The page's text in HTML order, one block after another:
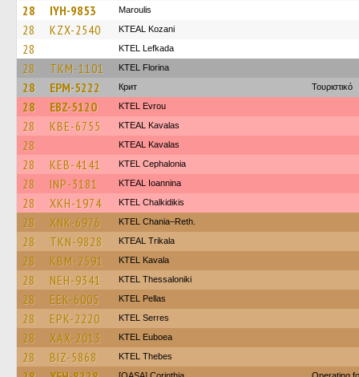
28 IYH-9853 Maroulis
28 KZX-2540 KTEAL Kozani
28 KTEL Lefkada
28 TKM-1101 KTEL Florina
28 EPM-5222 Крит Τουριστικό
28 EBZ-5120 KTEL Evrou
28 KBE-6755 KTEAL Kavalas
28 KTEAL Kavalas
28 KEB-4141 KTEL Cephalonia
28 INP-3181 KTEAL Ioannina
28 XKH-1974 ΚΤΕL Chalkidikis
28 XNK-6976 KTEL Chania–Reth.
28 TKN-9828 KTEAL Trikala
28 KBM-2591 KTEL Kavala
28 NEH-9341 KTEL Thessaloniki
28 EEK-6005 KTEL Pellas
28 EPK-2220 KTEL Serres
28 XAX-2013 ΚΤΕL Euboea
28 BIZ-5868 KTEL Thebes